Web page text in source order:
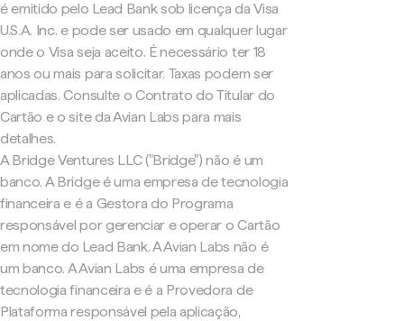
é emitido pelo Lead Bank sob licença da Visa
U.S.A. Inc. e pode ser usado em qualquer lugar
onde o Visa seja aceito. É necessário ter 18
anos ou mais para solicitar. Taxas podem ser
aplicadas. Consulte o Contrato do Titular do
Cartão e o site da Avian Labs para mais
detalhes.
A Bridge Ventures LLC ("Bridge") não é um
banco. A Bridge é uma empresa de tecnologia
financeira e é a Gestora do Programa
responsável por gerenciar e operar o Cartão
em nome do Lead Bank. A Avian Labs não é
um banco. A Avian Labs é uma empresa de
tecnologia financeira e é a Provedora de
Plataforma responsável pela aplicação,